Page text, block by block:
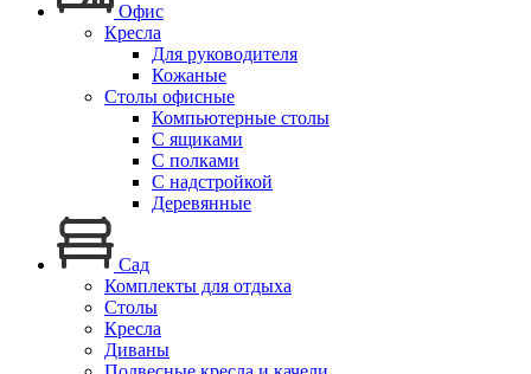
Офис
Кресла
Для руководителя
Кожаные
Столы офисные
Компьютерные столы
С ящиками
С полками
С надстройкой
Деревянные
Сад
Комплекты для отдыха
Столы
Кресла
Диваны